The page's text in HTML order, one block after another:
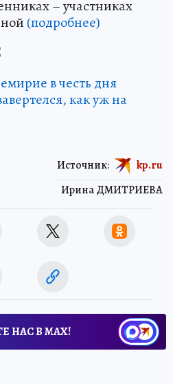
– участниках
(подробнее)
в честь дня
как уж на
Ирина ДМИТРИЕВА
Источник: kp.ru
НАС В МАХ!